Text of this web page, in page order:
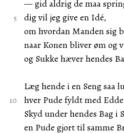
— gid aldrig de maa
dig vil jeg give en Idé,
om hvordan Manden sig
naar Konen bliver øm og
og Sukke hæver hendes
Læg hende i en Seng saa
hver Pude fyldt med
Skyd under hendes Bag i
en Pude gjort til samme